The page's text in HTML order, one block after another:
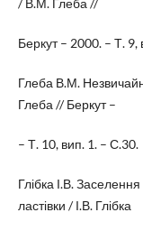
/ В.М. Глеба //
Беркут – 2000. – Т.
Глеба В.М.
Глеба // Беркут –
– Т. 10, вип. 1. – С.30.
Глібка І.В. Заселення
ластівки / І.В. Глібка